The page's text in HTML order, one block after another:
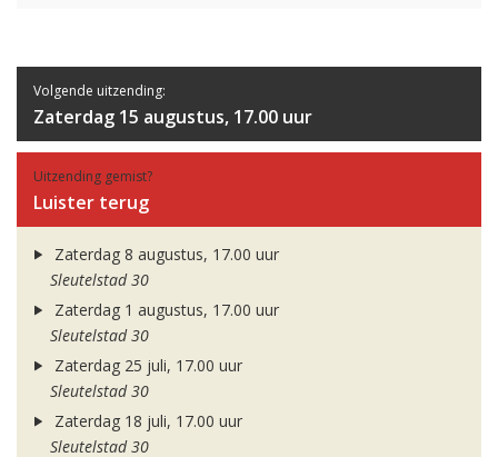
Volgende uitzending:
Zaterdag 15 augustus, 17.00 uur
Uitzending gemist?
Luister terug
Zaterdag 8 augustus, 17.00 uur
Sleutelstad 30
Zaterdag 1 augustus, 17.00 uur
Sleutelstad 30
Zaterdag 25 juli, 17.00 uur
Sleutelstad 30
Zaterdag 18 juli, 17.00 uur
Sleutelstad 30